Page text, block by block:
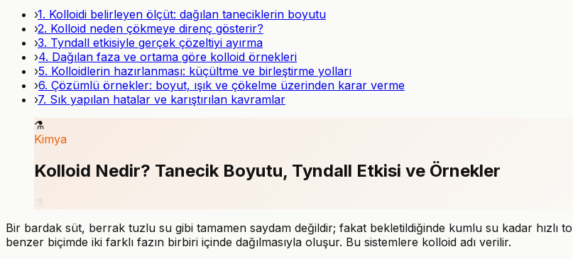
›1. Kolloidi belirleyen ölçüt: dağılan taneciklerin boyutu
›2. Kolloid neden çökmeye direnç gösterir?
›3. Tyndall etkisiyle gerçek çözeltiyi ayırma
›4. Dağılan faza ve ortama göre kolloid örnekleri
›5. Kolloidlerin hazırlanması: küçültme ve birleştirme yolları
›6. Çözümlü örnekler: boyut, ışık ve çökelme üzerinden karar verme
›7. Sık yapılan hatalar ve karıştırılan kavramlar
⚗️
Kimya
Kolloid Nedir? Tanecik Boyutu, Tyndall Etkisi ve Örnekler
Bir bardak süt, berrak tuzlu su gibi tamamen saydam değildir; fakat bekletildiğinde kumlu su kadar hızlı
benzer biçimde iki farklı fazın birbiri içinde dağılmasıyla oluşur. Bu sistemlere kolloid adı verilir.